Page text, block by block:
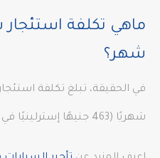
ماهي تكلفة استئجار
شهر؟
شهريًا (463 جنيهًا إسترلينيًا في اليوم).